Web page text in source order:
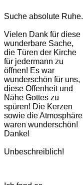
Suche absolute Ruhe.
Vielen Dank für diese
wunderbare Sache,
die Türen der Kirche
für jedermann zu
öffnen! Es war
wunderschön für uns,
diese Offenheit und
Nähe Gottes zu
spüren! Die Kerzen
sowie die Atmosphäre
waren wunderschön!
Danke!
Unbeschreiblich!